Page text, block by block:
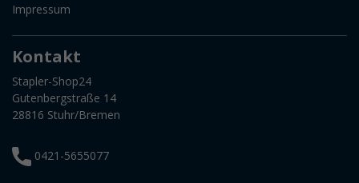
Impressum
Kontakt
Stapler-Shop24
Gutenbergstraße 14
28816 Stuhr/Bremen
0421-5655077